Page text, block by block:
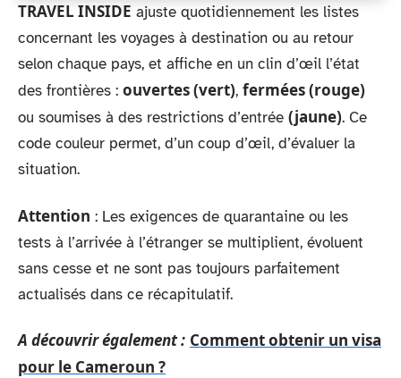
TRAVEL INSIDE ajuste quotidiennement les listes
concernant les voyages à destination ou au retour
selon chaque pays, et affiche en un clin d’œil l’état
des frontières : ouvertes (vert), fermées (rouge)
ou soumises à des restrictions d’entrée (jaune). Ce
code couleur permet, d’un coup d’œil, d’évaluer la
situation.
Attention : Les exigences de quarantaine ou les
tests à l’arrivée à l’étranger se multiplient, évoluent
sans cesse et ne sont pas toujours parfaitement
actualisés dans ce récapitulatif.
A découvrir également : Comment obtenir un visa
pour le Cameroun ?